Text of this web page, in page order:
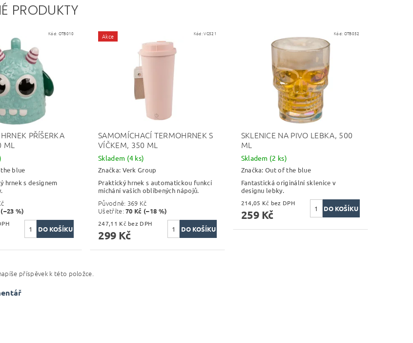
PRODUKTY
Kód: OTB010
PŘÍŠERKA
ML
blue
hrnek s designem
%)
DPH
Akce Kód:VG521
SAMOMÍCHACÍ TERMOHRNEK S
VÍČKEM, 350 ML
Skladem (4 ks)
Značka: Verk Group
Praktický hrnek s automatickou funkcí
míchání vašich oblíbených nápojů.
Původně: 369 Kč
Ušetříte:70 Kč (–18 %)
247,11 Kč bez DPH
299 Kč
Kód: OTB052
SKLENICE NA PIVO LEBKA, 500
ML
Skladem (2 ks)
Značka:Out of the blue
Fantastická originální sklenice v
designu lebky.
214,05 Kč bez DPH
259 Kč
příspěvek k této položce.